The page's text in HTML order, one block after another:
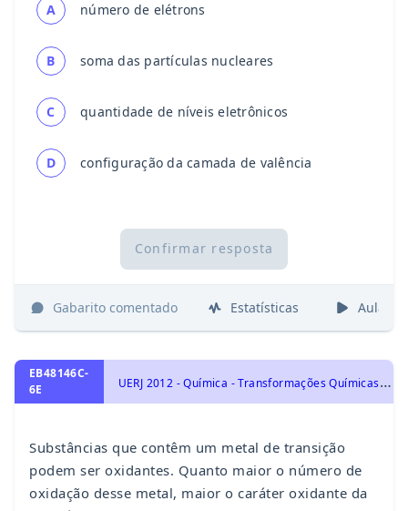
A número de elétrons
B soma das partículas nucleares
C quantidade de níveis eletrônicos
D configuração da camada de valência
Confirmar resposta
Gabarito comentado Estatísticas Aulas
EB48146C-
6E
U
ERJ 2012 - Química - Transformações Químicas e Energia, Eletroquímica: Oxirredução, Potenciais Padrão de Redução, Pilha, Eletrólise e Leis de Faraday.
Substâncias que contêm um metal de transição
podem ser oxidantes. Quanto maior o número de
oxidação desse metal, maior o caráter oxidante da